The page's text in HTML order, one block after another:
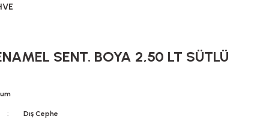
SENT. BOYA 2,50 LT SÜTLÜ
Dış Cephe